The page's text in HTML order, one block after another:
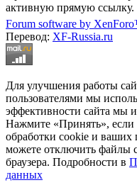
активную прямую ссылку.
Forum software by
Перевод: XF-Russia.ru
Для улучшения работы
пользователями мы
эффективности сайта мы
Нажмите «Принять», если
обработки cookie и ваших
можете отключить файлы
браузера. Подробности в
данных